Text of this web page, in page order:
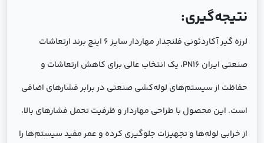
نتیجه‌گیری:
لرزه گیر آکاردئونی فلنجدار مهاردار سایز 6 اینچ برند ارتعاشات
صنعتی ایران PN16، یک انتخاب عالی برای کاهش ارتعاشات و
حفاظت از سیستم‌های لوله‌کشی صنعتی در برابر فشارهای اضافی
است. این محصول با طراحی مهاردار و ظرفیت تحمل فشارهای بالا،
از خرابی لوله‌ها و تجهیزات جلوگیری کرده و عمر مفید سیستم‌ها را